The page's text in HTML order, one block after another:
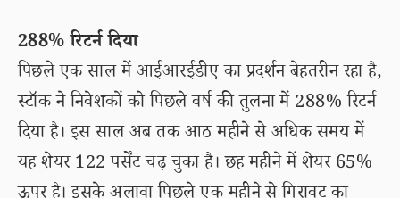
288% रिटर्न दिया
पिछले एक साल में आईआरईडीए का प्रदर्शन बेहतरीन रहा है,
स्टॉक ने निवेशकों को पिछले वर्ष की तुलना में 288% रिटर्न
दिया है। इस साल अब तक आठ महीने से अधिक समय में
यह शेयर 122 पर्सेंट चढ़ चुका है। छह महीने में शेयर 65%